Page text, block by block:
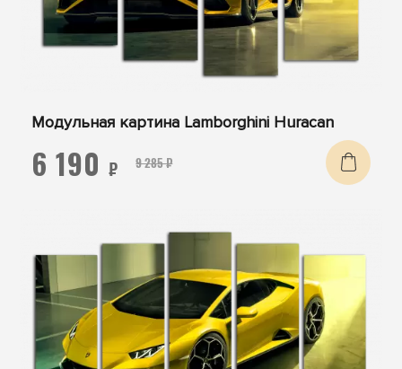
Модульная картина Lamborghini Huracan
9 285 ₽
6 190 ₽